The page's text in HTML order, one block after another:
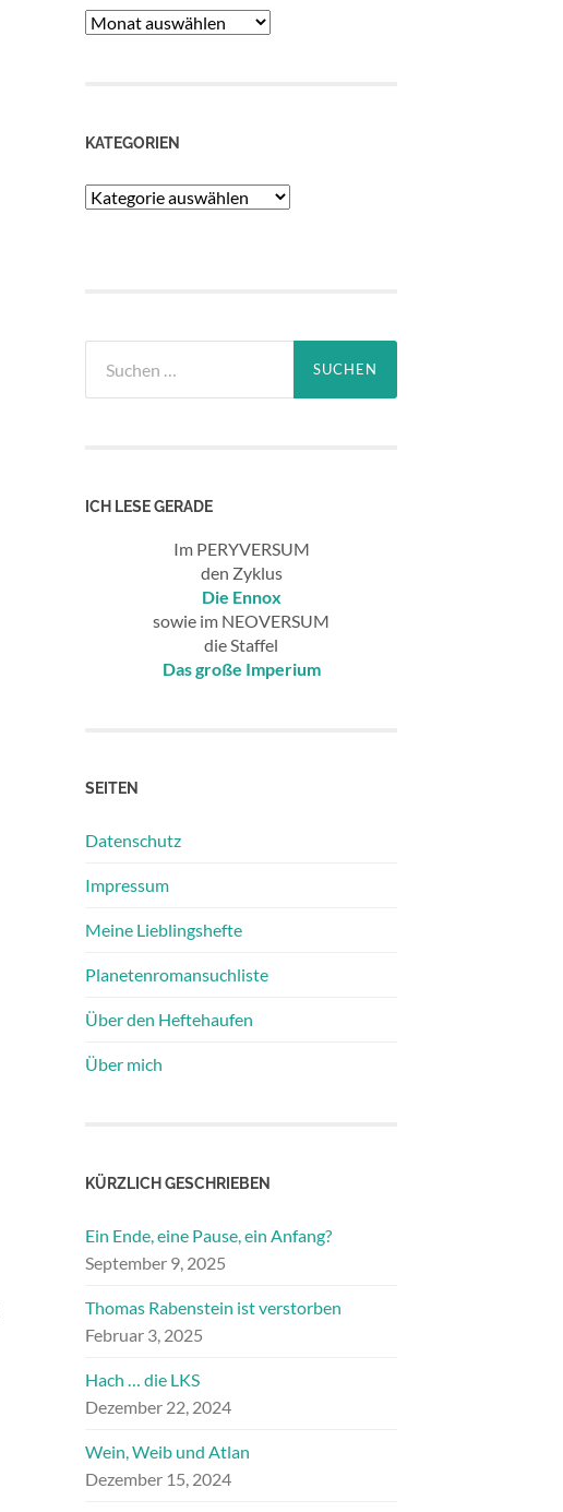
Damals
KATEGORIEN
Kategorien
nach:
ICH LESE GERADE
Im PERYVERSUM
den Zyklus
Die Ennox
sowie im NEOVERSUM
die Staffel
Das große Imperium
SEITEN
Datenschutz
Impressum
Meine Lieblingshefte
Planetenromansuchliste
Über den Heftehaufen
Über mich
KÜRZLICH GESCHRIEBEN
Ein Ende, eine Pause, ein Anfang?
September 9, 2025
Thomas Rabenstein ist verstorben
Februar 3, 2025
Hach … die LKS
Dezember 22, 2024
Wein, Weib und Atlan
Dezember 15, 2024